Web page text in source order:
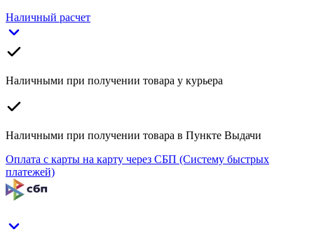
Наличный расчет
Наличными при получении товара у курьера
Наличными при получении товара в Пункте Выдачи
Оплата с карты на карту через СБП (Систему быстрых
платежей)